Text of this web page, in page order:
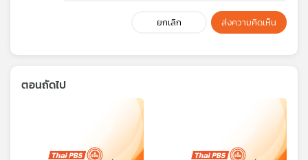
ยกเลิก ส่งความคิดเห็น
ตอนถัดไป